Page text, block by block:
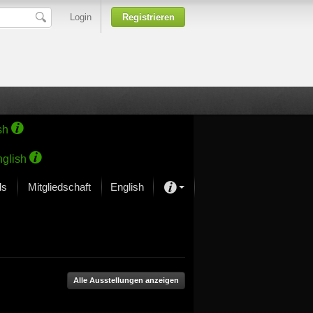
Login Registrieren
Mitgliedschaft English
Kunsthäuser
Alle Ausstellungen anzeigen